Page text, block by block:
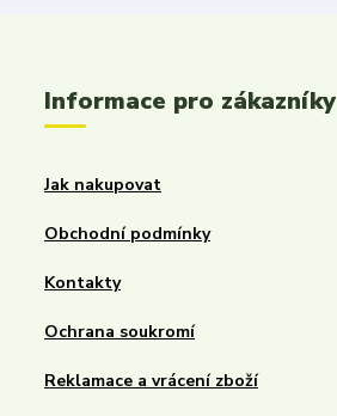
Informace pro zákazníky
Jak nakupovat
Obchodní podmínky
Kontakty
Ochrana soukromí
Reklamace a vrácení zboží